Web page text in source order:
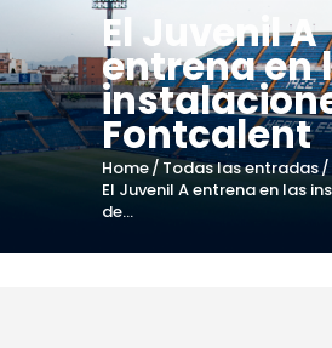
El Juvenil A
entrena en
Fontcalent
Home Todas las entradas
El Juvenil A entrena en las
de...